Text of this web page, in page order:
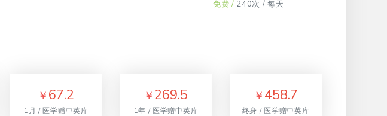
免费 / 240次 / 每天
￥ 67.2
1月 / 医学赠中英库
￥ 269.5
1年 / 医学赠中英库
￥ 458.7
终身 / 医学赠中英库